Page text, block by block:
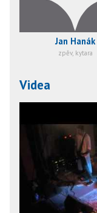
Jan Hanák
zpěv, kytara
Videa